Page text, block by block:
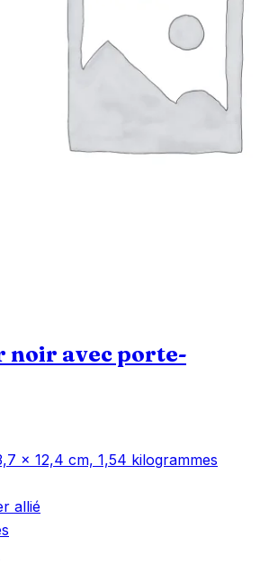
noir avec porte-
x 12,4 cm, 1,54 kilogrammes
allié